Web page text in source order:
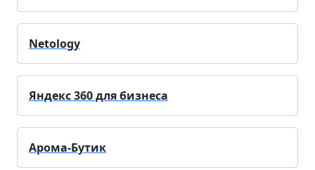
Netology
Яндекс 360 для бизнеса
Арома-Бутик